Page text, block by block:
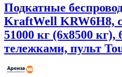
Подкатные
KraftWell KRW6H8,
51000 кг (6х8500 кг),
тележками, пульт